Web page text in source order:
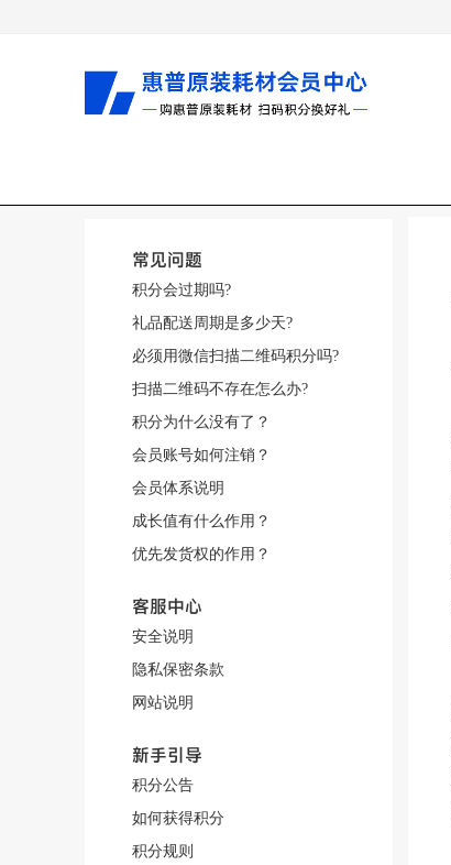
常见问题
积分会过期吗?
礼品配送周期是多少天?
必须用微信扫描二维码积分吗?
扫描二维码不存在怎么办?
积分为什么没有了？
会员账号如何注销？
会员体系说明
成长值有什么作用？
优先发货权的作用？
客服中心
安全说明
隐私保密条款
网站说明
新手引导
积分公告
如何获得积分
积分规则